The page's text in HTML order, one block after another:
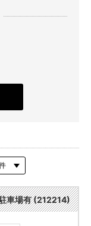
車場有 (212214)